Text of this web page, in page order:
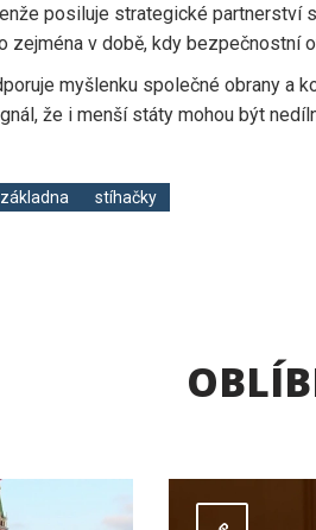
posiluje strategické
zejména v době, kdy bezpečnostní
myšlenku společné obrany
že i menší státy mohou být
stíhačky